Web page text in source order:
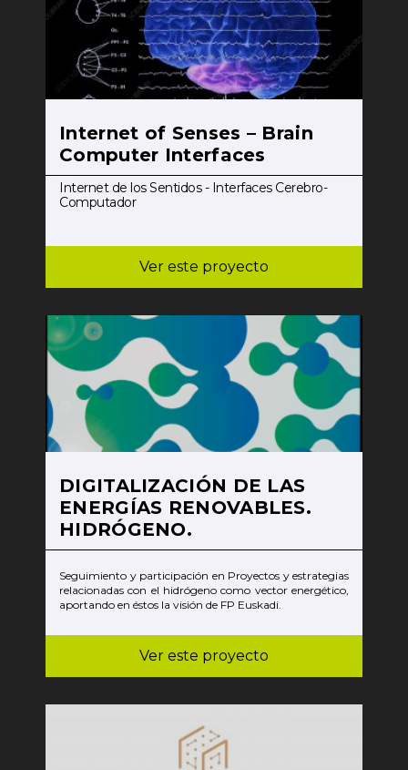
Internet of Senses – Brain
Computer Interfaces
Internet de los Sentidos - Interfaces Cerebro-
Computador
Ver este proyecto
DIGITALIZACIÓN DE LAS
ENERGÍAS RENOVABLES.
HIDRÓGENO.
Seguimiento y participación en Proyectos y estrategias
relacionadas con el hidrógeno como vector energético,
aportando en éstos la visión de FP Euskadi.
Ver este proyecto